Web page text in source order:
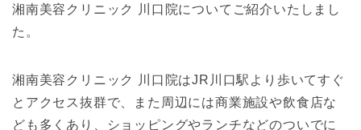
湘南美容クリニック 川口院についてご紹介いたしまし
た。
湘南美容クリニック 川口院はJR川口駅より歩いてすぐ
とアクセス抜群で、また周辺には商業施設や飲食店な
ども多くあり、ショッピングやランチなどのついでに